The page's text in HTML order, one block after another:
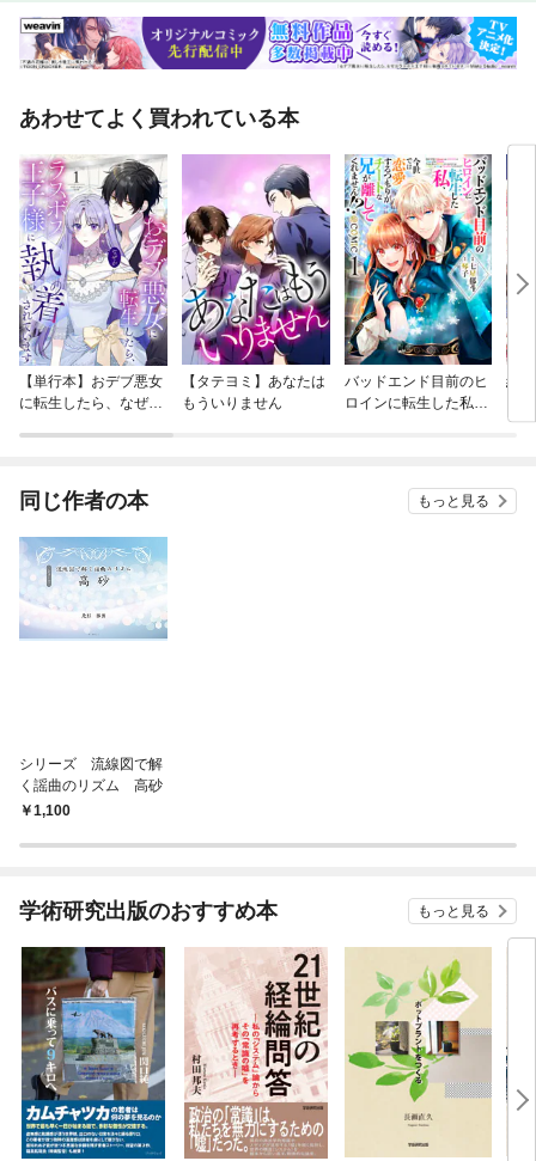
あわせてよく買われている本
【単行本】おデブ悪女
に転生したら、なぜか
【タテヨミ】あなたは
もういりません
バッドエンド目前のヒ
ロインに転生した私、
結
同じ作者の本 もっと見る
シリーズ 流線図で解
く謡曲のリズム 高砂
1,100
学術研究出版のおすすめ本 もっと見る